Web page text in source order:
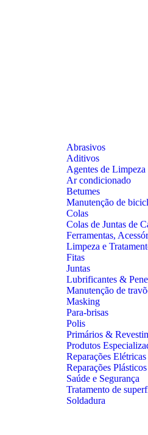
Abrasivos
Aditivos
Agentes de Limpeza
Ar condicionado
Betumes
Manutenção de
Colas
Colas de Juntas de
Ferramentas,
Limpeza e
Fitas
Juntas
Lubrificantes &
Manutenção de
Masking
Para-brisas
Polis
Primários &
Produtos
Reparações Elétricas
Reparações
Saúde e Segurança
Tratamento de
Soldadura